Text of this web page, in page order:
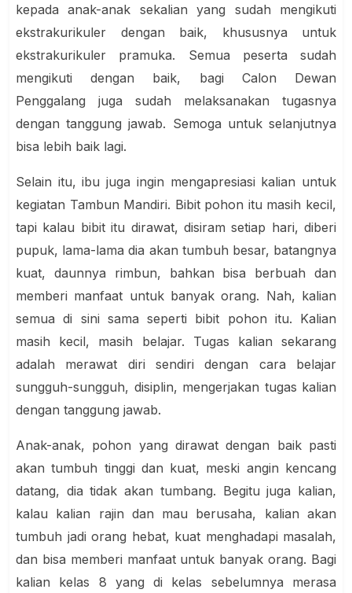
kepada anak-anak sekalian yang sudah mengikuti
ekstrakurikuler dengan baik, khususnya untuk
ekstrakurikuler pramuka. Semua peserta sudah
mengikuti dengan baik, bagi Calon Dewan
Penggalang juga sudah melaksanakan tugasnya
dengan tanggung jawab. Semoga untuk selanjutnya
bisa lebih baik lagi.
Selain itu, ibu juga ingin mengapresiasi kalian untuk
kegiatan Tambun Mandiri. Bibit pohon itu masih kecil,
tapi kalau bibit itu dirawat, disiram setiap hari, diberi
pupuk, lama-lama dia akan tumbuh besar, batangnya
kuat, daunnya rimbun, bahkan bisa berbuah dan
memberi manfaat untuk banyak orang. Nah, kalian
semua di sini sama seperti bibit pohon itu. Kalian
masih kecil, masih belajar. Tugas kalian sekarang
adalah merawat diri sendiri dengan cara belajar
sungguh-sungguh, disiplin, mengerjakan tugas kalian
dengan tanggung jawab.
Anak-anak, pohon yang dirawat dengan baik pasti
akan tumbuh tinggi dan kuat, meski angin kencang
datang, dia tidak akan tumbang. Begitu juga kalian,
kalau kalian rajin dan mau berusaha, kalian akan
tumbuh jadi orang hebat, kuat menghadapi masalah,
dan bisa memberi manfaat untuk banyak orang. Bagi
kalian kelas 8 yang di kelas sebelumnya merasa